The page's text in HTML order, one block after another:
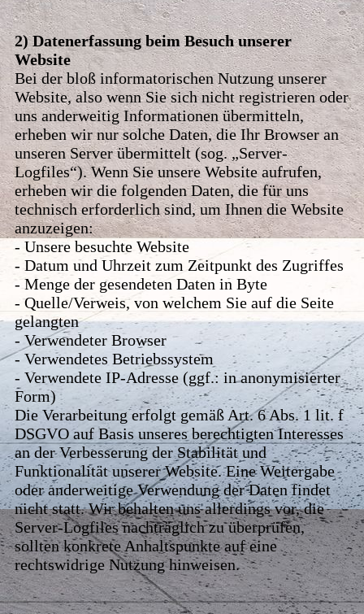
2) Datenerfassung beim Besuch unserer
Website
Bei der bloß informatorischen Nutzung unserer
Website, also wenn Sie sich nicht registrieren oder
uns anderweitig Informationen übermitteln,
erheben wir nur solche Daten, die Ihr Browser an
unseren Server übermittelt (sog. „Server-
Logfiles“). Wenn Sie unsere Website aufrufen,
erheben wir die folgenden Daten, die für uns
technisch erforderlich sind, um Ihnen die Website
anzuzeigen:
- Unsere besuchte Website
- Datum und Uhrzeit zum Zeitpunkt des Zugriffes
- Menge der gesendeten Daten in Byte
- Quelle/Verweis, von welchem Sie auf die Seite
gelangten
- Verwendeter Browser
- Verwendetes Betriebssystem
- Verwendete IP-Adresse (ggf.: in anonymisierter
Form)
Die Verarbeitung erfolgt gemäß Art. 6 Abs. 1 lit. f
DSGVO auf Basis unseres berechtigten Interesses
an der Verbesserung der Stabilität und
Funktionalität unserer Website. Eine Weitergabe
oder anderweitige Verwendung der Daten findet
nicht statt. Wir behalten uns allerdings vor, die
Server-Logfiles nachträglich zu überprüfen,
sollten konkrete Anhaltspunkte auf eine
rechtswidrige Nutzung hinweisen.